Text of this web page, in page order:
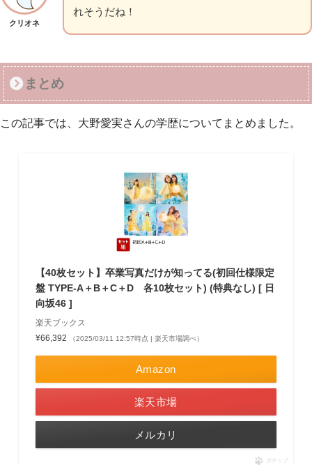
クリオネ
れそうだね！
まとめ
この記事では、大野愛実さんの学歴についてまとめました。
【40枚セット】卒業写真だけが知ってる(初回仕様限定
盤 TYPE-A＋B＋C＋D 各10枚セット) (特典なし) [ 日
向坂46 ]
楽天ブックス
¥66,392
（2025/03/11 12:57時点 | 楽天市場調べ）
Amazon
楽天市場
メルカリ
ポチップ